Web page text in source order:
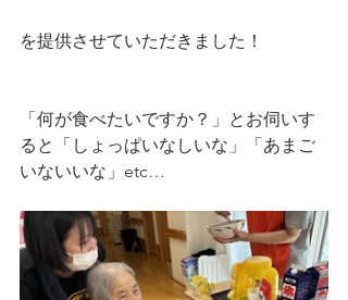
を提供させていただきました！
「何が食べたいですか？」とお伺いす
ると「しょっぱいなしいな」「あまご
いないいな」etc…